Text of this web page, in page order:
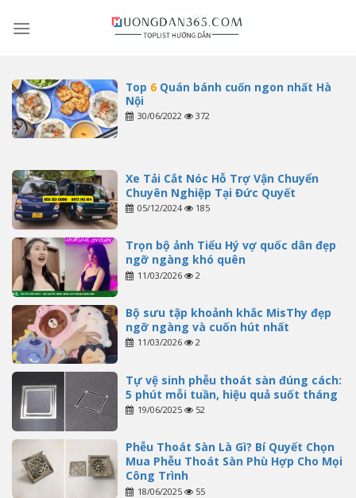
Top 6Quán bánh cuốn ngon nhất Hà
Nội
30/06/2022 372
Xe Tải Cắt Nóc Hỗ Trợ Vận Chuyển
Chuyên Nghiệp Tại Đức Quyết
05/12/2024 185
Trọn bộ ảnh Tiểu Hý vợ quốc dân đẹp
ngỡ ngàng khó quên
11/03/2026 2
Bộ sưu tập khoảnh khắc MisThy đẹp
ngỡ ngàng và cuốn hút nhất
11/03/2026 2
Tự vệ sinh phễu thoát sàn đúng cách:
5 phút mỗi tuần, hiệu quả suốt tháng
19/06/2025 52
Phễu Thoát Sàn Là Gì? Bí Quyết Chọn
Mua Phễu Thoát Sàn Phù Hợp Cho Mọi
Công Trình
18/06/2025 55